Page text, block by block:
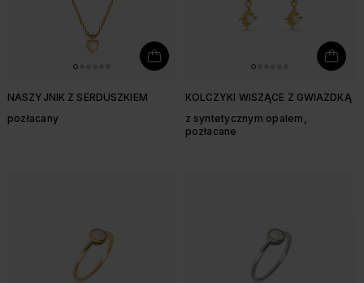
NASZYJNIK Z SERDUSZKIEM
pozłacany
KOLCZYKI WISZĄCE Z GWIAZDKĄ
z syntetycznym opalem,
pozłacane